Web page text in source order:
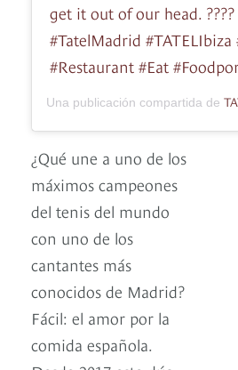
get it out of our head. ????
#TatelMadrid #TATELIbiza
#Restaurant #Eat
Una publicación compartida de
¿Qué une a uno de los
máximos campeones
del tenis del mundo
con uno de los
cantantes más
conocidos de Madrid?
Fácil: el amor por la
comida española.